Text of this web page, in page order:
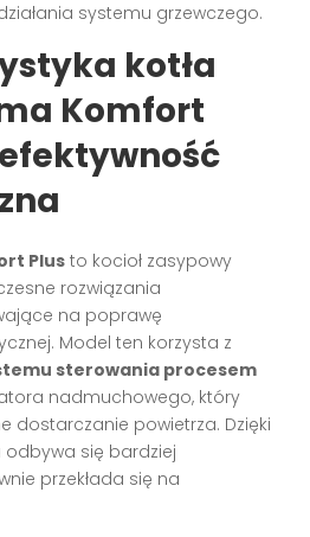
systemu grzewczego.
kotła
Komfort
Plus to kocioł zasypowy
rozwiązania
na poprawę
Model ten korzysta z
sterowania procesem
nadmuchowego, który
dostarczanie powietrza. Dzięki
się bardziej
przekłada się na